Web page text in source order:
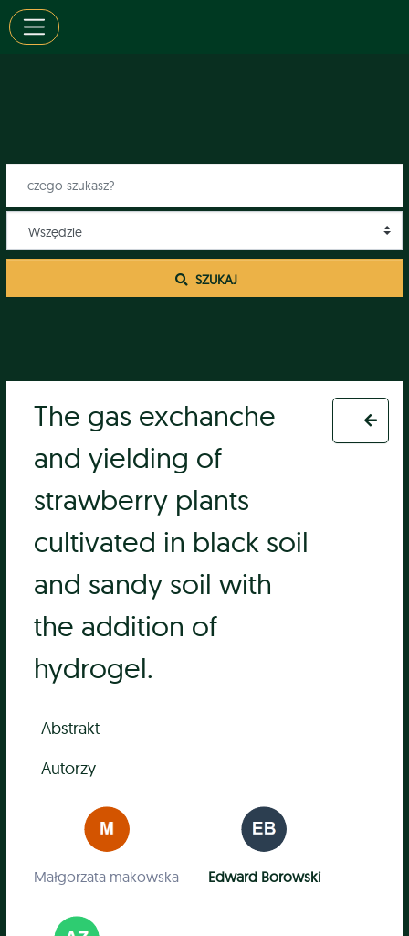
SZUKAJ
The gas exchanche
and yielding of
strawberry plants
cultivated in black soil
and sandy soil with
the addition of
hydrogel.
Abstrakt
Autorzy
Małgorzata makowska Edward Borowski